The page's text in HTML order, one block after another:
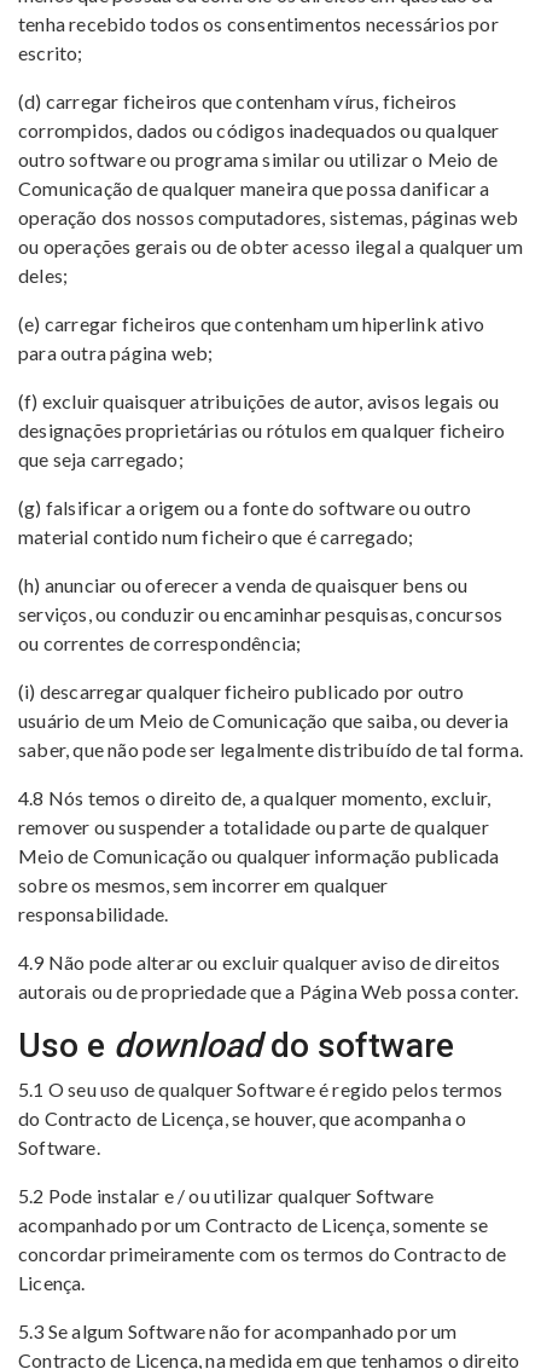
tenha recebido todos os consentimentos necessários por
escrito;
(d) carregar ficheiros que contenham vírus, ficheiros
corrompidos, dados ou códigos inadequados ou qualquer
outro software ou programa similar ou utilizar o Meio de
Comunicação de qualquer maneira que possa danificar a
operação dos nossos computadores, sistemas, páginas web
ou operações gerais ou de obter acesso ilegal a qualquer um
deles;
(e) carregar ficheiros que contenham um hiperlink ativo
para outra página web;
(f) excluir quaisquer atribuições de autor, avisos legais ou
designações proprietárias ou rótulos em qualquer ficheiro
que seja carregado;
(g) falsificar a origem ou a fonte do software ou outro
material contido num ficheiro que é carregado;
(h) anunciar ou oferecer a venda de quaisquer bens ou
serviços, ou conduzir ou encaminhar pesquisas, concursos
ou correntes de correspondência;
(i) descarregar qualquer ficheiro publicado por outro
usuário de um Meio de Comunicação que saiba, ou deveria
saber, que não pode ser legalmente distribuído de tal forma.
4.8 Nós temos o direito de, a qualquer momento, excluir,
remover ou suspender a totalidade ou parte de qualquer
Meio de Comunicação ou qualquer informação publicada
sobre os mesmos, sem incorrer em qualquer
responsabilidade.
4.9 Não pode alterar ou excluir qualquer aviso de direitos
autorais ou de propriedade que a Página Web possa conter.
Uso e downloaddo software
5.1 O seu uso de qualquer Software é regido pelos termos
do Contracto de Licença, se houver, que acompanha o
Software.
5.2 Pode instalar e / ou utilizar qualquer Software
acompanhado por um Contracto de Licença, somente se
concordar primeiramente com os termos do Contracto de
Licença.
5.3 Se algum Software não for acompanhado por um
Contracto de Licença, na medida em que tenhamos o direito